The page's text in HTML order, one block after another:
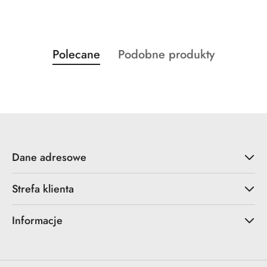
Pomiń karuzelę produktów
Produkty
o
Polecane
Produkty
Podobne produkty
Dane adresowe
Strefa klienta
Informacje